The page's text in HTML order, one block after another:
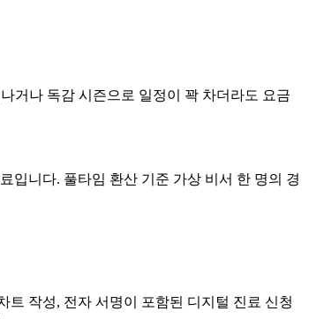
거나 독감 시즌으로 일정이 꽉 차더라도 요금
입니다. 풀타임 환산 기준 가상 비서 한 명의 경
트 작성, 전자 서명이 포함된 디지털 진료 신청